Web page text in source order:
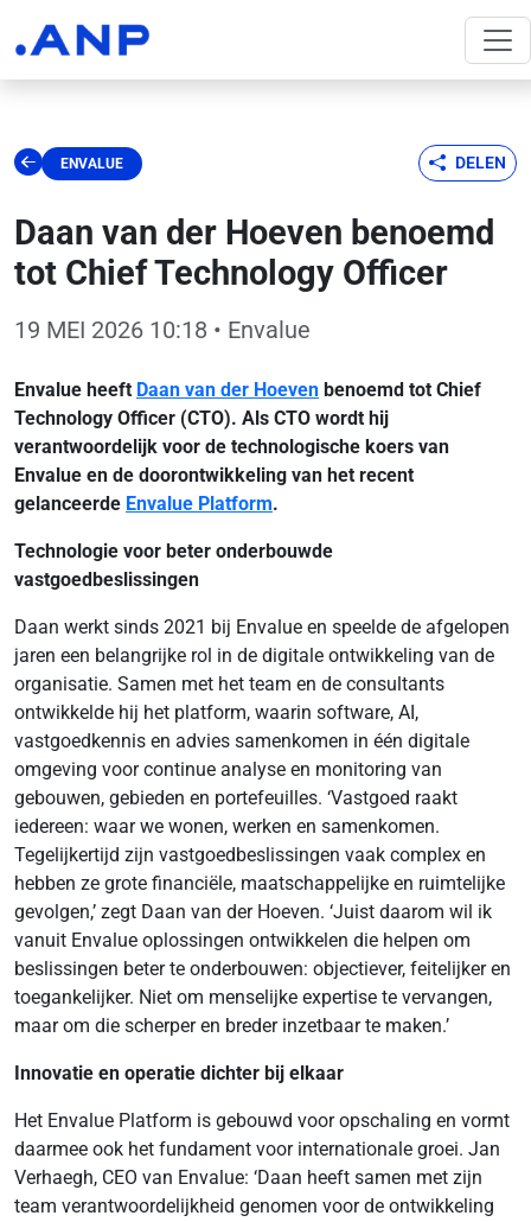
ENVALUE DELEN
Daan van der Hoeven benoemd
tot Chief Technology Officer
19 MEI 2026 10:18 • Envalue
Envalue heeft Daan van der Hoeven benoemd tot Chief
Technology Officer (CTO). Als CTO wordt hij
verantwoordelijk voor de technologische koers van
Envalue en de doorontwikkeling van het recent
gelanceerde Envalue Platform.
Technologie voor beter onderbouwde
vastgoedbeslissingen
Daan werkt sinds 2021 bij Envalue en speelde de afgelopen
jaren een belangrijke rol in de digitale ontwikkeling van de
organisatie. Samen met het team en de consultants
ontwikkelde hij het platform, waarin software, AI,
vastgoedkennis en advies samenkomen in één digitale
omgeving voor continue analyse en monitoring van
gebouwen, gebieden en portefeuilles. ‘Vastgoed raakt
iedereen: waar we wonen, werken en samenkomen.
Tegelijkertijd zijn vastgoedbeslissingen vaak complex en
hebben ze grote financiële, maatschappelijke en ruimtelijke
gevolgen,’ zegt Daan van der Hoeven. ‘Juist daarom wil ik
vanuit Envalue oplossingen ontwikkelen die helpen om
beslissingen beter te onderbouwen: objectiever, feitelijker en
toegankelijker. Niet om menselijke expertise te vervangen,
maar om die scherper en breder inzetbaar te maken.’
Innovatie en operatie dichter bij elkaar
Het Envalue Platform is gebouwd voor opschaling en vormt
daarmee ook het fundament voor internationale groei. Jan
Verhaegh, CEO van Envalue: ‘Daan heeft samen met zijn
team verantwoordelijkheid genomen voor de ontwikkeling